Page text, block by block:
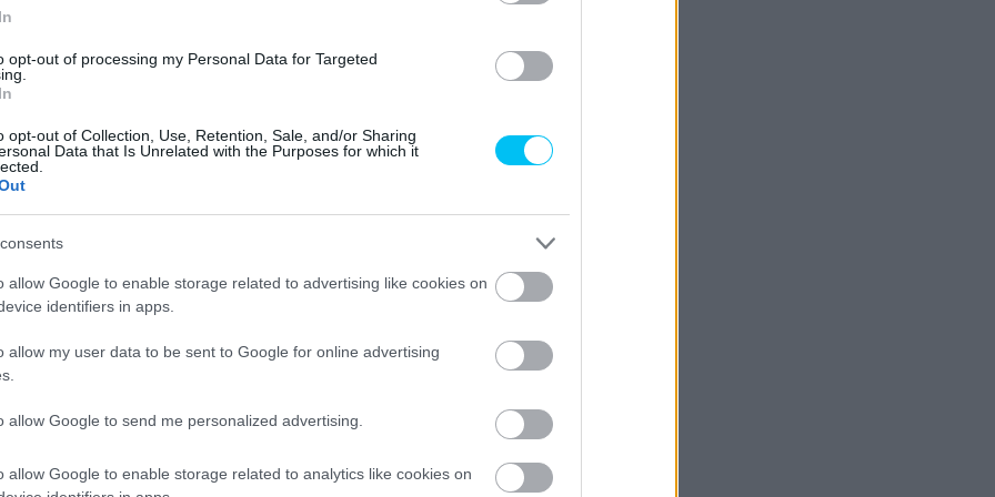
opt-out of processing my Personal Data for Targeted
opt-out of Collection, Use, Retention, Sale, and/or Sharing
Data that Is Unrelated with the Purposes for which it
allow Google to enable storage related to advertising like cookies on
identifiers in apps.
allow my user data to be sent to Google for online advertising
allow Google to send me personalized advertising.
allow Google to enable storage related to analytics like cookies on
világbajnokság magny-cours-i fordulójának
számára már az 1. kör végén véget ért a
nem függetlenül elestek. Ráadásul egyikük
a vasárnapi eseményeken.
Ducati rossz döntése idézte elő, hiszen a
ellentétben nem száraz pályára alkalmas,
Bár közvetlenül a rajt után élre állt, ezt követően
az utolsó sikánhoz.
felett, és látványos highside-ot produkált. A
ám Rea ennek során szintén eldobta a
szalasztott el, hiszen nem tudta
további részét kihagyó Toprak